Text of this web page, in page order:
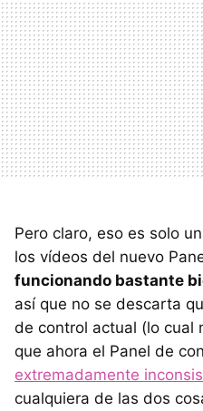
Pero claro, eso es solo
los vídeos del nuevo
funcionando bastante
así que no se descarta
de control actual (lo cual
que ahora el Panel de
extremadamente
cualquiera de las dos